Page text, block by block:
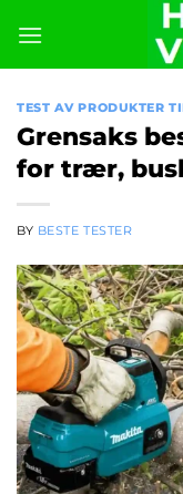
content
TEST AV PRODUKTER
Grensaks
for trær,
BY BESTE TESTER